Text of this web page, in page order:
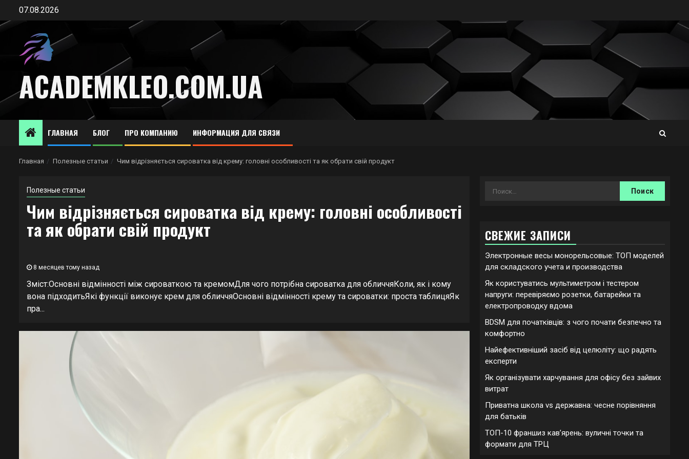
Перейти07.08.2026
ACADEMKLEO.COM.UA
ГЛАВНАЯ БЛОГ ПРО КОМПАНИЮ ИНФОРМАЦИЯ ДЛЯ СВЯЗИ
Главная Полезные статьи Чим відрізняється сироватка від крему: головні особливості та як обрати свій продукт
Полезные статьи
Чим відрізняється сироватка від крему: головні особливості
та як обрати свій продукт
8 месяцев тому назад
Зміст:Основні відмінності між сироваткою та кремомДля чого потрібна сироватка для обличчяКоли, як і кому
вона підходитьЯкі функції виконує крем для обличчяОсновні відмінності крему та сироватки: проста таблицяЯк
пра...
Найти:
СВЕЖИЕ ЗАПИСИ
Электронные весы монорельсовые: ТОП моделей
для складского учета и производства
Як користуватись мультиметром і тестером
напруги: перевіряємо розетки, батарейки та
електропроводку вдома
BDSM для початківців: з чого почати безпечно та
комфортно
Найефективніший засіб від целюліту: що радять
експерти
Як організувати харчування для офісу без зайвих
витрат
Приватна школа vs державна: чесне порівняння
для батьків
ТОП-10 франшиз кавʼярень: вуличні точки та
формати для ТРЦ